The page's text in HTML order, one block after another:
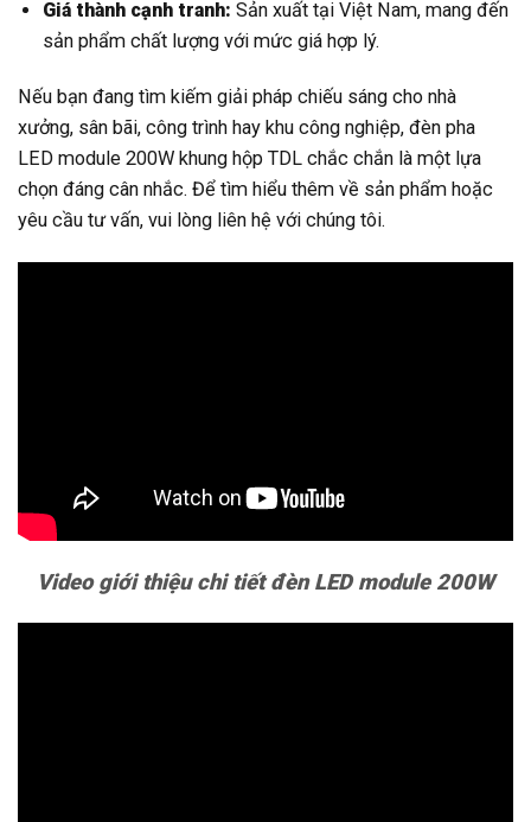
Giá thành cạnh tranh: Sản xuất tại Việt Nam, mang đến
sản phẩm chất lượng với mức giá hợp lý.
Nếu bạn đang tìm kiếm giải pháp chiếu sáng cho nhà
xưởng, sân bãi, công trình hay khu công nghiệp, đèn pha
LED module 200W khung hộp TDL chắc chắn là một lựa
chọn đáng cân nhắc. Để tìm hiểu thêm về sản phẩm hoặc
yêu cầu tư vấn, vui lòng liên hệ với chúng tôi.
Video giới thiệu chi tiết đèn LED module 200W